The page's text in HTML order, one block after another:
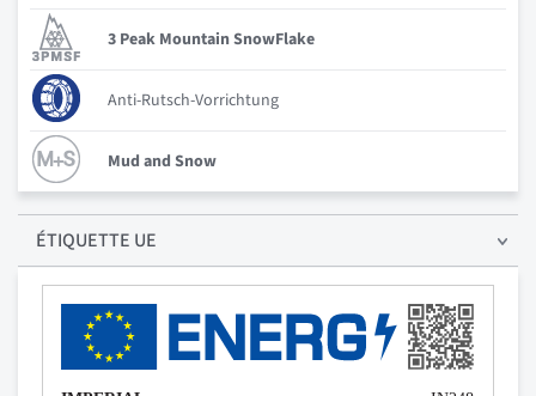
3 Peak Mountain SnowFlake
Anti-Rutsch-Vorrichtung
Mud and Snow
ÉTIQUETTE UE